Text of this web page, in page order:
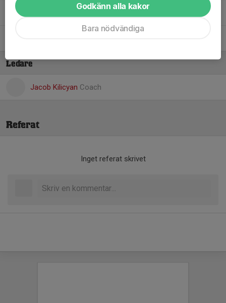
Ledare
Jacob Kilicyan Coach
Referat
Inget referat skrivet
Godkänn alla kakor
Bara nödvändiga